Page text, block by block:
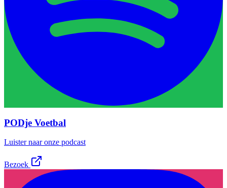
PODje Voetbal
Luister naar onze podcast
Bezoek